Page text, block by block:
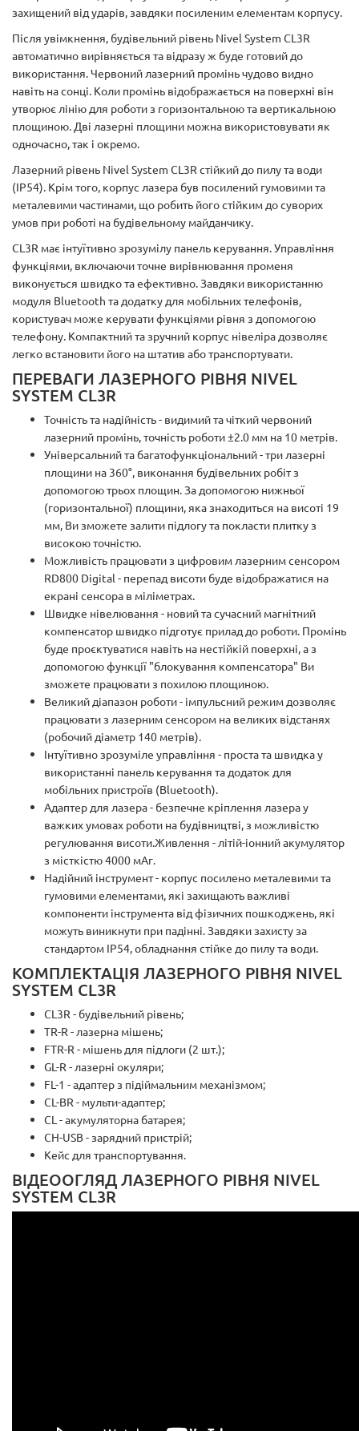
захищений від ударів, завдяки посиленим елементам корпусу.
Після увімкнення, будівельний рівень Nivel System CL3R
автоматично вирівняється та відразу ж буде готовий до
використання. Червоний лазерний промінь чудово видно
навіть на сонці. Коли промінь відображається на поверхні він
утворює лінію для роботи з горизонтальною та вертикальною
площиною. Дві лазерні площини можна використовувати як
одночасно, так і окремо.
Лазерний рівень Nivel System CL3R стійкий до пилу та води
(IP54). Крім того, корпус лазера був посилений гумовими та
металевими частинами, що робить його стійким до суворих
умов при роботі на будівельному майданчику.
CL3R має інтуїтивно зрозумілу панель керування. Управління
функціями, включаючи точне вирівнювання променя
виконується швидко та ефективно. Завдяки використанню
модуля Bluetooth та додатку для мобільних телефонів,
користувач може керувати функціями рівня з допомогою
телефону. Компактний та зручний корпус нівеліра дозволяє
легко встановити його на штатив або транспортувати.
ПЕРЕВАГИ ЛАЗЕРНОГО РІВНЯ NIVEL
SYSTEM CL3R
Точність та надійність - видимий та чіткий червоний
лазерний промінь, точність роботи ±2.0 мм на 10 метрів.
Універсальний та багатофункціональний - три лазерні
площини на 360°, виконання будівельних робіт з
допомогою трьох площин. За допомогою нижньої
(горизонтальної) площини, яка знаходиться на висоті 19
мм, Ви зможете залити підлогу та покласти плитку з
високою точністю.
Можливість працювати з цифровим лазерним сенсором
RD800 Digital - перепад висоти буде відображатися на
екрані сенсора в міліметрах.
Швидке нівелювання - новий та сучасний магнітний
компенсатор швидко підготує прилад до роботи. Промінь
буде проєктуватися навіть на нестійкій поверхні, а з
допомогою функції "блокування компенсатора" Ви
зможете працювати з похилою площиною.
Великий діапазон роботи - імпульсний режим дозволяє
працювати з лазерним сенсором на великих відстанях
(робочий діаметр 140 метрів).
Інтуїтивно зрозуміле управління - проста та швидка у
використанні панель керування та додаток для
мобільних пристроїв (Bluetooth).
Адаптер для лазера - безпечне кріплення лазера у
важких умовах роботи на будівництві, з можливістю
регулювання висоти.Живлення - літій-іонний акумулятор
з місткістю 4000 мАг.
Надійний інструмент - корпус посилено металевими та
гумовими елементами, які захищають важливі
компоненти інструмента від фізичних пошкоджень, які
можуть виникнути при падінні. Завдяки захисту за
стандартом IP54, обладнання стійке до пилу та води.
КОМПЛЕКТАЦІЯ ЛАЗЕРНОГО РІВНЯ NIVEL
SYSTEM CL3R
CL3R - будівельний рівень;
TR-R - лазерна мішень;
FTR-R - мішень для підлоги (2 шт.);
GL-R - лазерні окуляри;
FL-1 - адаптер з підіймальним механізмом;
CL-BR - мульти-адаптер;
CL - акумуляторна батарея;
CH-USB - зарядний пристрій;
Кейс для транспортування.
ВІДЕООГЛЯД ЛАЗЕРНОГО РІВНЯ NIVEL
SYSTEM CL3R